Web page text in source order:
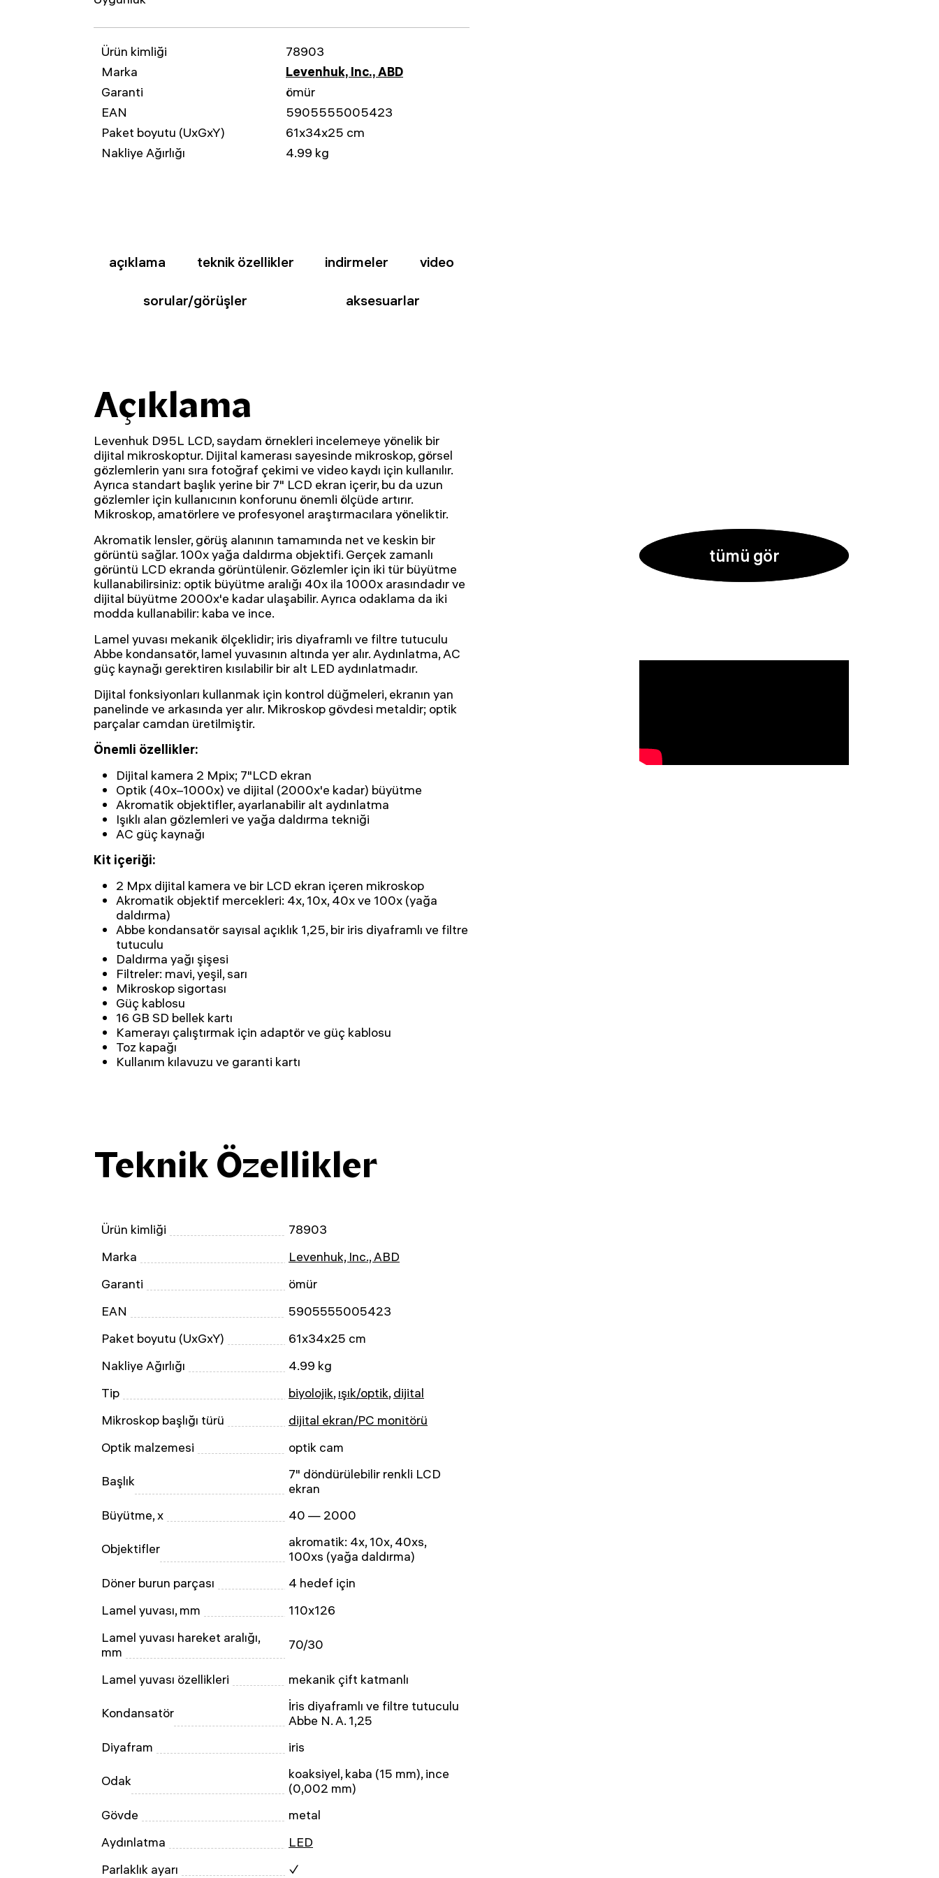
tümü gör
Ürün kimliği
78903
Marka
Levenhuk, Inc., ABD
Garanti
ömür
EAN
5905555005423
Paket boyutu (UxGxY)
61x34x25 cm
Nakliye Ağırlığı
4.99 kg
açıklama teknik özellikler indirmeler video
sorular/görüşler aksesuarlar
Açıklama
Levenhuk D95L LCD, saydam örnekleri incelemeye yönelik bir
dijital mikroskoptur. Dijital kamerası sayesinde mikroskop, görsel
gözlemlerin yanı sıra fotoğraf çekimi ve video kaydı için kullanılır.
Ayrıca standart başlık yerine bir 7" LCD ekran içerir, bu da uzun
gözlemler için kullanıcının konforunu önemli ölçüde artırır.
Mikroskop, amatörlere ve profesyonel araştırmacılara yöneliktir.
Akromatik lensler, görüş alanının tamamında net ve keskin bir
görüntü sağlar. 100x yağa daldırma objektifi. Gerçek zamanlı
görüntü LCD ekranda görüntülenir. Gözlemler için iki tür büyütme
kullanabilirsiniz: optik büyütme aralığı 40x ila 1000x arasındadır ve
dijital büyütme 2000x'e kadar ulaşabilir. Ayrıca odaklama da iki
modda kullanabilir: kaba ve ince.
Lamel yuvası mekanik ölçeklidir; iris diyaframlı ve filtre tutuculu
Abbe kondansatör, lamel yuvasının altında yer alır. Aydınlatma, AC
güç kaynağı gerektiren kısılabilir bir alt LED aydınlatmadır.
Dijital fonksiyonları kullanmak için kontrol düğmeleri, ekranın yan
panelinde ve arkasında yer alır. Mikroskop gövdesi metaldir; optik
parçalar camdan üretilmiştir.
Önemli özellikler:
Dijital kamera 2 Mpix; 7"LCD ekran
Optik (40x–1000x) ve dijital (2000x'e kadar) büyütme
Akromatik objektifler, ayarlanabilir alt aydınlatma
Işıklı alan gözlemleri ve yağa daldırma tekniği
AC güç kaynağı
Kit içeriği:
2 Mpx dijital kamera ve bir LCD ekran içeren mikroskop
Akromatik objektif mercekleri: 4x, 10x, 40x ve 100x (yağa
daldırma)
Abbe kondansatör sayısal açıklık 1,25, bir iris diyaframlı ve filtre
tutuculu
Daldırma yağı şişesi
Filtreler: mavi, yeşil, sarı
Mikroskop sigortası
Güç kablosu
16 GB SD bellek kartı
Kamerayı çalıştırmak için adaptör ve güç kablosu
Toz kapağı
Kullanım kılavuzu ve garanti kartı
Teknik Özellikler
Ürün kimliği
78903
Marka
Levenhuk, Inc., ABD
Garanti
ömür
EAN
5905555005423
Paket boyutu (UxGxY)
61x34x25 cm
Nakliye Ağırlığı
4.99 kg
Tip
biyolojik, ışık/optik, dijital
Mikroskop başlığı türü
dijital ekran/PC monitörü
Optik malzemesi
optik cam
Başlık
7" döndürülebilir renkli LCD
ekran
Büyütme, x
40 — 2000
Objektifler
akromatik: 4x, 10x, 40xs,
100xs (yağa daldırma)
Döner burun parçası
4 hedef için
Lamel yuvası, mm
110x126
Lamel yuvası hareket aralığı,
mm
70/30
Lamel yuvası özellikleri mekanik çift katmanlı
Kondansatör
İris diyaframlı ve filtre tutuculu
Abbe N. A. 1,25
Diyafram
iris
Odak
koaksiyel, kaba (15 mm), ince
(0,002 mm)
Gövde
metal
Aydınlatma
LED
Parlaklık ayarı
✓